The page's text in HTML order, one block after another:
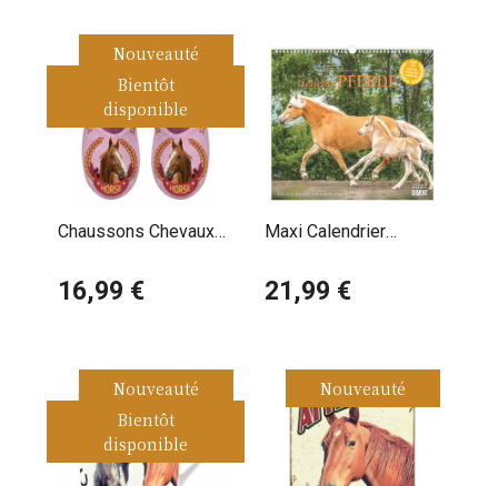
Nouveauté
Chaussons Chevaux
16,99 €
Bientôt
disponible
Maxi Calendrier
Superbes Chevaux
21,99 €
Nouveauté
Bientôt
disponible
Nouveauté